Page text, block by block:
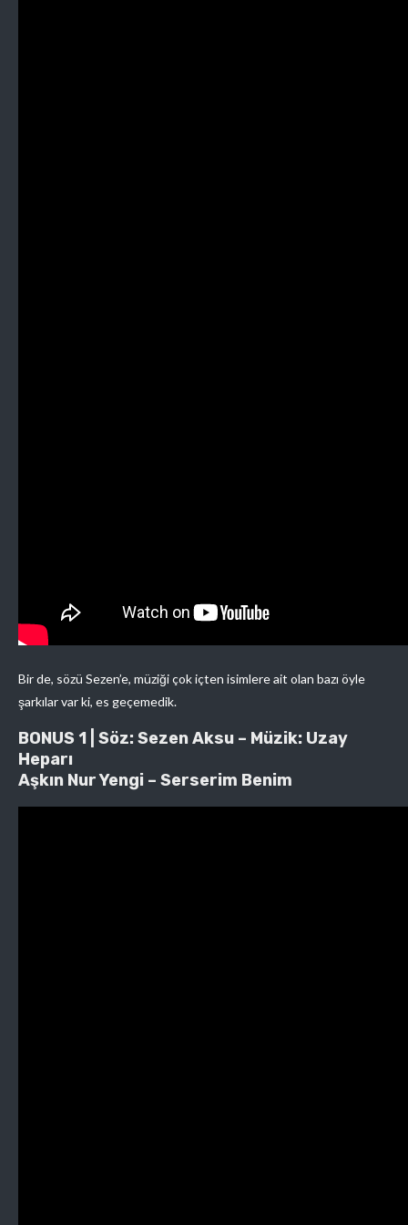
Bir de, sözü Sezen’e, müziği çok içten isimlere ait olan bazı öyle
şarkılar var ki, es geçemedik.
BONUS 1 | Söz: Sezen Aksu – Müzik: Uzay
Heparı
Aşkın Nur Yengi – Serserim Benim